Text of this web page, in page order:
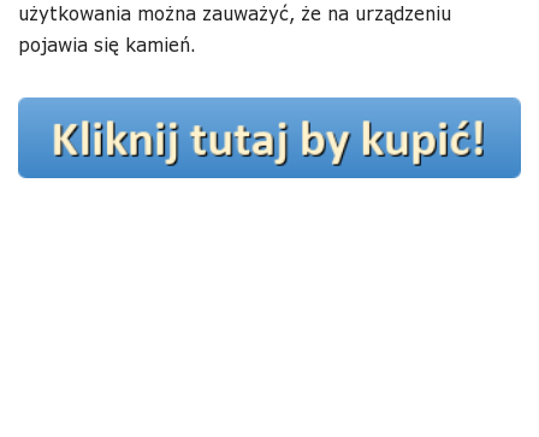
użytkowania można zauważyć, że na urządzeniu
pojawia się kamień.